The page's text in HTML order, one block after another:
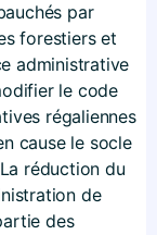
par
forestiers et
administrative
le code
régaliennes
cause le socle
réduction du
de
des